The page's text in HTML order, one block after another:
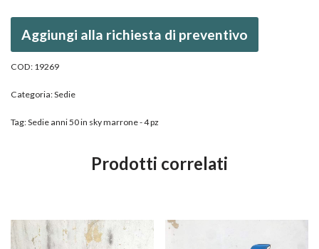
Aggiungi alla richiesta di preventivo
COD: 19269
Categoria:Sedie
Tag:Sedie anni 50 in sky marrone - 4 pz
Prodotti correlati